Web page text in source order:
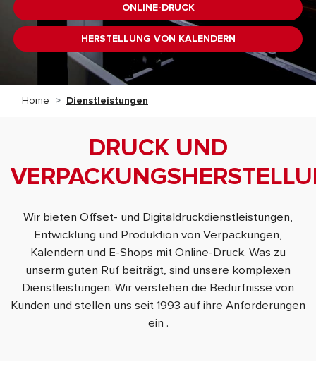
ONLINE- DRUCK
HERSTELLUNG VON KALENDERN
Home Dienstleistungen
DRUCK UND
Wir bieten Offset- und Digitaldruckdienstleistungen,
Entwicklung und Produktion von Verpackungen,
Kalendern und E-Shops mit Online-Druck. Was zu
unserm guten Ruf beiträgt, sind unsere komplexen
Dienstleistungen. Wir verstehen die Bedürfnisse von
Kunden und stellen uns seit 1993 auf ihre Anforderungen
ein .